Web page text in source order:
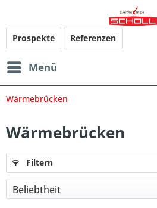
Prospekte Referenzen
Menü
Wärmebrücken
Wärmebrücken
Filtern